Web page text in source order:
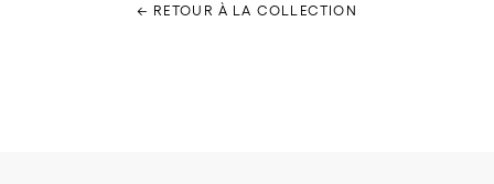
← RETOUR À LA COLLECTION